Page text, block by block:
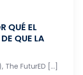
QUÉ EL
QUE LA
The FuturED […]